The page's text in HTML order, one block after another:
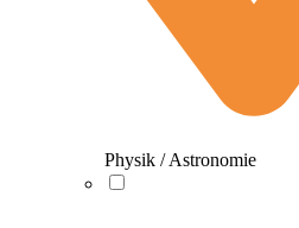
Physik / Astronomie